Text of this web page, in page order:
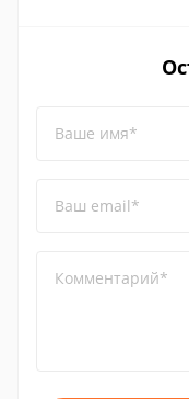
Ваше имя*
Ваш email*
Комментарий*